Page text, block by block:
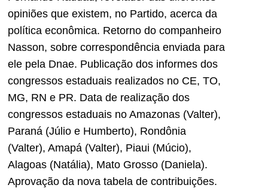
opiniões que existem, no Partido, acerca da
política econômica. Retorno do companheiro
Nasson, sobre correspondência enviada para
ele pela Dnae. Publicação dos informes dos
congressos estaduais realizados no CE, TO,
MG, RN e PR. Data de realização dos
congressos estaduais no Amazonas (Valter),
Paraná (Júlio e Humberto), Rondônia
(Valter), Amapá (Valter), Piaui (Múcio),
Alagoas (Natália), Mato Grosso (Daniela).
Aprovação da nova tabela de contribuições.